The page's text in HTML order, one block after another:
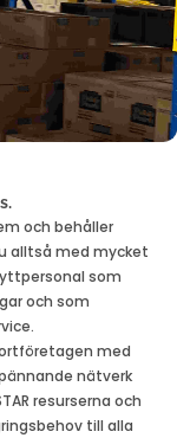
och behåller
alltså med mycket
som
och som
med
nätverk
resurserna och
till alla